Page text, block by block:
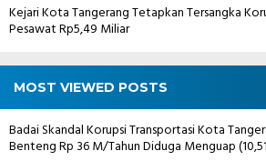
Kejari Kota Tangerang Tetapkan Tersangka
Pesawat Rp5,49 Miliar
MOST VIEWED POSTS
Badai Skandal Korupsi Transportasi Kota
Benteng Rp 36 M/Tahun Diduga Menguap